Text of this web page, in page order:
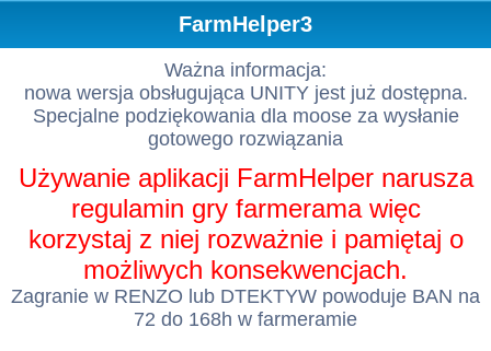
FarmHelper3
Ważna informacja:
nowa wersja obsługująca UNITY jest już dostępna.
Specjalne podziękowania dla moose za wysłanie
gotowego rozwiązania
Używanie aplikacji FarmHelper narusza
regulamin gry farmerama więc
korzystaj z niej rozważnie i pamiętaj o
możliwych konsekwencjach.
Zagranie w RENZO lub DTEKTYW powoduje BAN na
72 do 168h w farmeramie